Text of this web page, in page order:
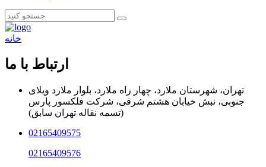
خانه
ارتباط با ما
تهران، شهرستان ملارد، چهار راه ملارد، بلوار ملارد ویلای
جنوبی، نبش خیابان هشتم شرقی، شرکت فلکسور پارس
(تسمه نقاله تهران سابق)
02165409575
02165409576